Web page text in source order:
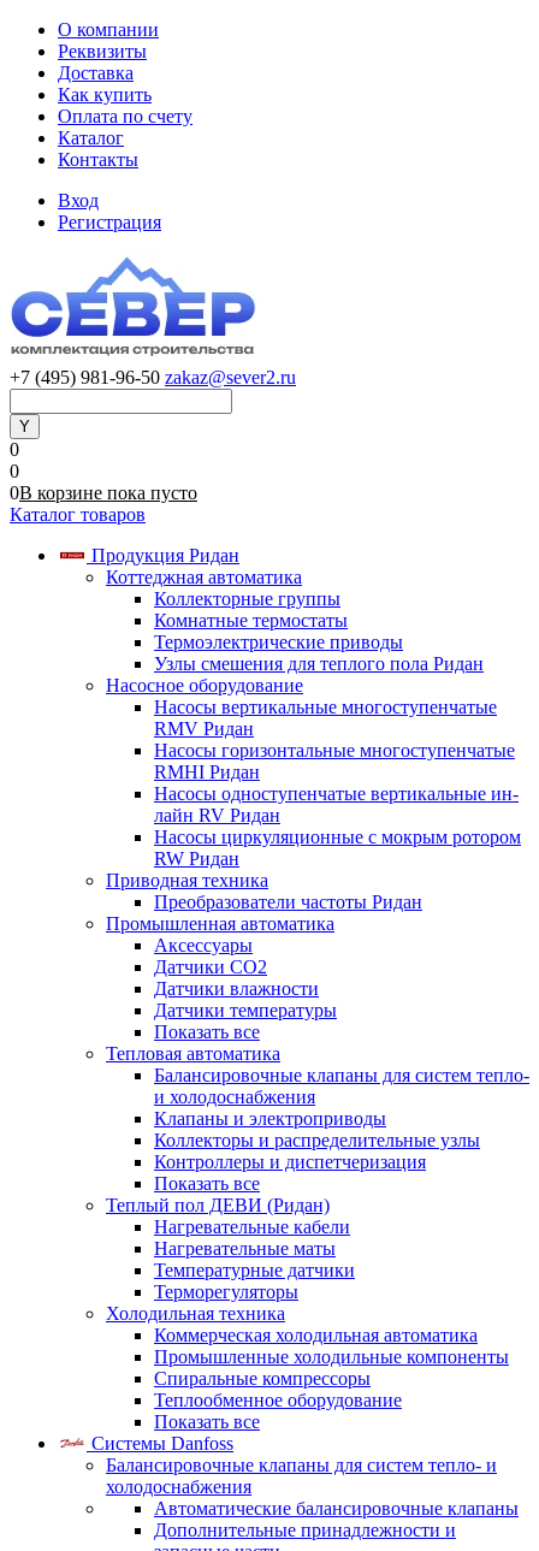
О компании
Реквизиты
Доставка
Как купить
Оплата по счету
Каталог
Контакты
Вход
Регистрация
+7 (495) 981-96-50 zakaz@sever2.ru
0
0
0В корзине пока пусто
Каталог товаров
Продукция Ридан
Коттеджная автоматика
Коллекторные группы
Комнатные термостаты
Термоэлектрические приводы
Узлы смешения для теплого пола Ридан
Насосное оборудование
Насосы вертикальные многоступенчатые
RMV Ридан
Насосы горизонтальные многоступенчатые
RMHI Ридан
Насосы одноступенчатые вертикальные ин-
лайн RV Ридан
Насосы циркуляционные с мокрым ротором
RW Ридан
Приводная техника
Преобразователи частоты Ридан
Промышленная автоматика
Аксессуары
Датчики CO2
Датчики влажности
Датчики температуры
Показать все
Тепловая автоматика
Балансировочные клапаны для систем тепло-
и холодоснабжения
Клапаны и электроприводы
Коллекторы и распределительные узлы
Контроллеры и диспетчеризация
Показать все
Теплый пол ДЕВИ (Ридан)
Нагревательные кабели
Нагревательные маты
Температурные датчики
Терморегуляторы
Холодильная техника
Коммерческая холодильная автоматика
Промышленные холодильные компоненты
Спиральные компрессоры
Теплообменное оборудование
Показать все
Системы Danfoss
Балансировочные клапаны для систем тепло- и
холодоснабжения
Автоматические балансировочные клапаны
Дополнительные принадлежности и